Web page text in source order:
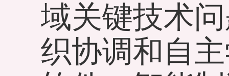
域关键技术
织协调和自